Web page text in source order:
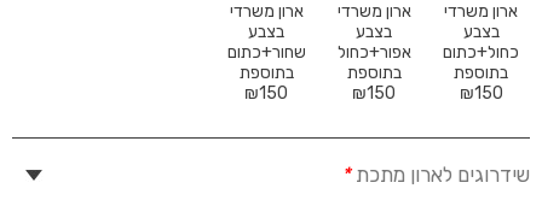
ארון משרדי
בצבע
כחול+כתום
בתוספת
₪150
ארון משרדי
בצבע
אפור+כחול
בתוספת
₪150
ארון משרדי
בצבע
שחור+כתום
בתוספת
₪150
שידרוגים לארון מתכת*